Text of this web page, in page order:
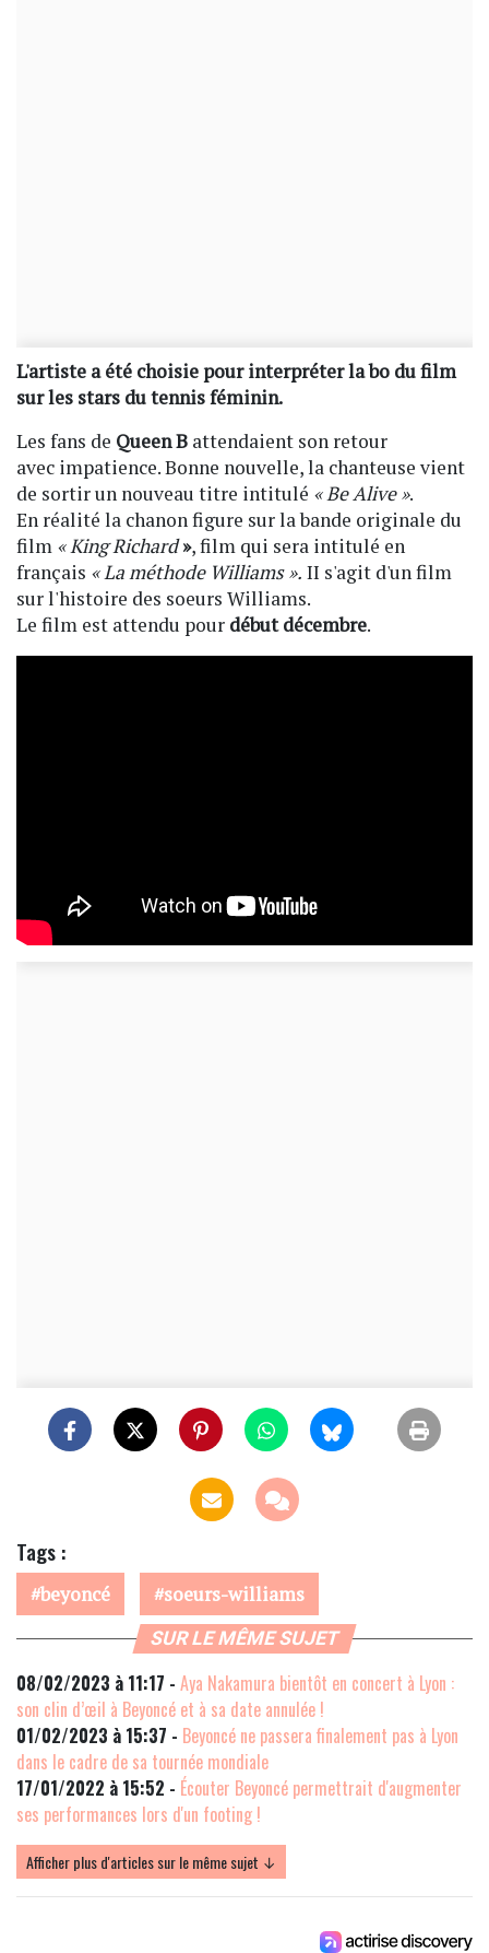
L'artiste a été choisie pour interpréter la bo du film
sur les stars du tennis féminin.
Les fans de Queen B attendaient son retour
avec impatience. Bonne nouvelle, la chanteuse vient
de sortir un nouveau titre intitulé « Be Alive ».
En réalité la chanon figure sur la bande originale du
film « King Richard», film qui sera intitulé en
français « La méthode Williams ». II s'agit d'un film
sur l'histoire des soeurs Williams.
Le film est attendu pour début décembre.
Tags :
beyoncé soeurs-williams
SUR LE MÊME SUJET
08/02/2023 à 11:17 - Aya Nakamura bientôt en concert à Lyon :
son clin d’œil à Beyoncé et à sa date annulée !
01/02/2023 à 15:37 - Beyoncé ne passera finalement pas à Lyon
dans le cadre de sa tournée mondiale
17/01/2022 à 15:52 - Écouter Beyoncé permettrait d'augmenter
ses performances lors d'un footing !
Afficher plus d'articles sur le même sujet ↓